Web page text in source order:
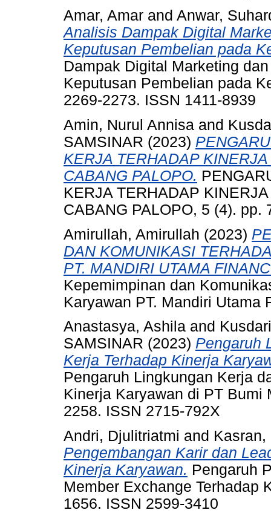
Amar, Amar and Anwar,
Analisis Dampak Digital
Keputusan Pembelian pada
Dampak Digital Marketing
Keputusan Pembelian pada
2269-2273. ISSN 1411-8939
Amin, Nurul Annisa and
SAMSINAR (2023)
KERJA TERHADAP
CABANG PALOPO.
KERJA TERHADAP
CABANG PALOPO, 5 (4). pp.
Amirullah, Amirullah (2023)
DAN KOMUNIKASI
PT. MANDIRI UTAMA
Kepemimpinan dan
Karyawan PT. Mandiri Utama
Anastasya, Ashila and
SAMSINAR (2023) Pengaruh
Kerja Terhadap Kinerja
Pengaruh Lingkungan Kerja
Kinerja Karyawan di PT Bumi
2258. ISSN 2715-792X
Andri, Djulitriatmi and Kasran,
Pengembangan Karir dan
Kinerja Karyawan. Pengaruh
Member Exchange Terhadap
1656. ISSN 2599-3410